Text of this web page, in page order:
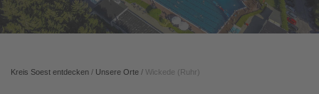
Kreis Soest entdecken / Unsere Orte / Wickede (Ruhr)